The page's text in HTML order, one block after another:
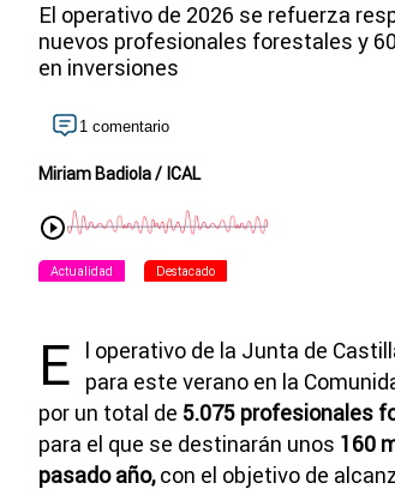
El operativo de 2026 se refuerza
nuevos profesionales forestales y
en inversiones
1 comentario
Miriam Badiola / ICAL
Actualidad Destacado
E
l operativo de la Junta de
para este verano en la
por un total de 5.075 profesionales
para el que se destinarán unos 160
pasado año,con el objetivo de